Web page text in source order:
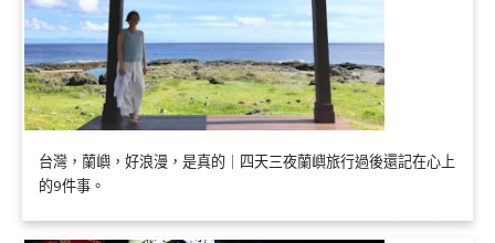
台灣，蘭嶼，好浪漫，是真的｜四天三夜蘭嶼旅行過後還記在心上
的9件事。